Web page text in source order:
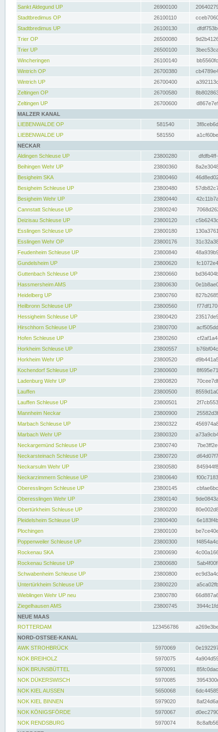
Sankt Aldegund UP
26900100
Stadtbredimus OP
26100110
Stadtbredimus UP
26100130
Trier OP
26500080
Trier UP
26500100
Wincheringen
26100140
Wintrich OP
26700380
Wintrich UP
26700400
Zeltingen OP
26700580
Zeltingen UP
26700600
MALZER KANAL
LIEBENWALDE OP
581540
LIEBENWALDE UP
581550
NECKAR
Aldingen Schleuse UP
23800280
Beihingen Wehr UP
23800360
Besigheim SKA
23800460
Besigheim Schleuse UP
23800480
Besigheim Wehr UP
23800440
Cannstatt Schleuse UP
23800240
Deizisau Schleuse UP
23800120
Esslingen Schleuse UP
23800180
Esslingen Wehr OP
23800176
Feudenheim Schleuse UP
23800840
Gundelsheim UP
23800620
Guttenbach Schleuse UP
23800660
Hassmersheim AMS
23800630
Heidelberg UP
23800760
Heilbronn Schleuse UP
23800560
Hessigheim Schleuse UP
23800420
Hirschhorn Schleuse UP
23800700
Hofen Schleuse UP
23800260
Horkheim Schleuse UP
23800557
Horkheim Wehr UP
23800520
Kochendorf Schleuse UP
23800600
Ladenburg Wehr UP
23800820
Lauffen
23800500
Lauffen Schleuse UP
23800501
Mannheim Neckar
23800900
Marbach Schleuse UP
23800322
Marbach Wehr UP
23800320
Neckargemünd Schleuse UP
23800740
Neckarsteinach Schleuse UP
23800720
Neckarsulm Wehr UP
23800580
Neckarzimmern Schleuse UP
23800640
Oberesslingen Schleuse UP
23800145
Oberesslingen Wehr UP
23800140
Obertürkheim Schleuse UP
23800200
Pleidelsheim Schleuse UP
23800400
Plochingen
23800100
Poppenweiler Schleuse UP
23800300
Rockenau SKA
23800690
Rockenau Schleuse UP
23800680
Schwabenheim Schleuse UP
23800800
Untertürkheim Schleuse UP
23800220
Wieblingen Wehr UP neu
23800780
Ziegelhausen AMS
23800745
NEUE MAAS
ROTTERDAM
123456786
NORD-OSTSEE-KANAL
AWK STROHBRÜCK
5970069
NOK BREIHOLZ
5970075
NOK BRUNSBÜTTEL
5970091
NOK DÜKERSWISCH
5970085
NOK KIEL AUSSEN
5650068
NOK KIEL BINNEN
5979020
NOK KÖNIGSFÖRDE
5970067
NOK RENDSBURG
5970074